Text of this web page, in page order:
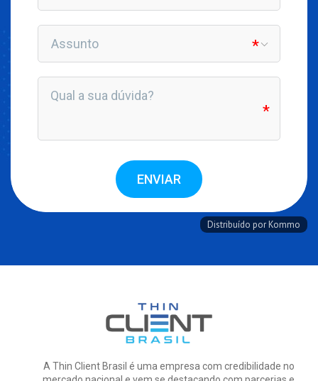
A Thin Client Brasil é uma empresa com credibilidade no